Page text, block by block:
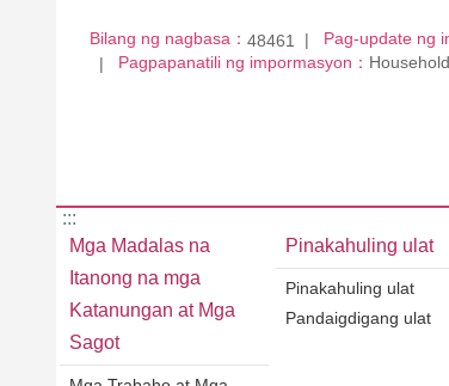
Bilang ng nagbasa： 48461 Pag-update ng
Pagpapanatili ng impormasyon：
:::
Mga Madalas na
Itanong na mga
Katanungan at Mga
Sagot
Pinakahuling ulat
Pinakahuling ulat
Pandaigdigang ulat